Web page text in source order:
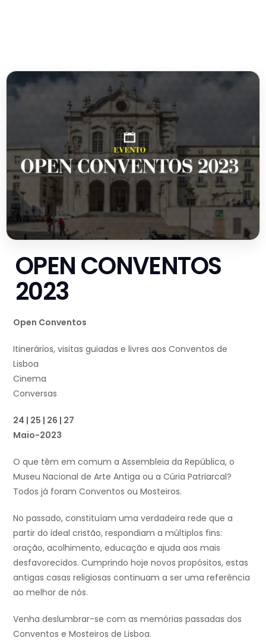
OPEN CONVENTOS
2023
Open Conventos
Itinerários, visitas guiadas e livres aos Conventos de
Lisboa
Cinema
Conversas
24 | 25 | 26 | 27
Maio-2023
O que têm em comum a Assembleia da República, o
Museu Nacional de Arte Antiga ou a Cúria Patriarcal?
Todos já foram Conventos ou Mosteiros.
No passado, constituíam uma verdadeira rede que a
partir do ideal cristão, respondiam a múltiplos fins:
oração, acolhimento, educação e ajuda aos mais
desfavorecidos. Cumprindo hoje novos propósitos, estas
antigas casas religiosas continuam a ser uma referência
ao melhor de nós.
Venha deslumbrar-se com as memórias passadas dos
Conventos e Mosteiros de Lisboa.